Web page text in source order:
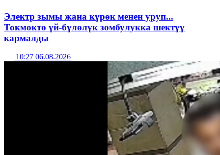
Электр зымы жана күрөк менен уруп...
Токмокто үй-бүлөлүк зомбулукка шектүү
кармалды
10:27 06.08.2026